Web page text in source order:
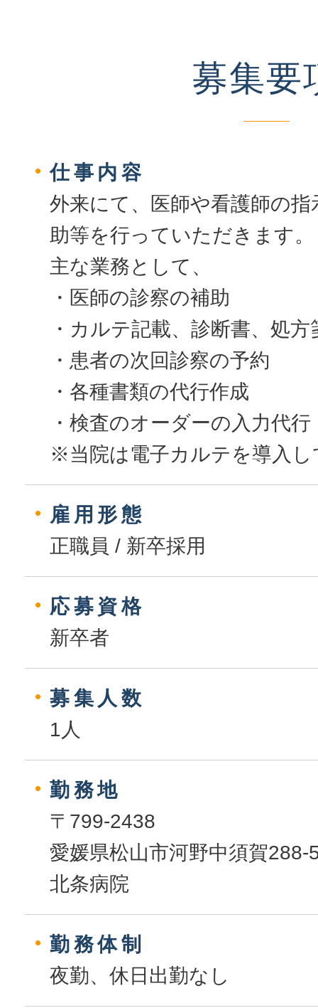
募集要
仕事内容
外来にて、医師や看護師の
助等を行っていただきます。
主な業務として、
・医師の診察の補助
・カルテ記載、診断書、処
・患者の次回診察の予約
・各種書類の代行作成
・検査のオーダーの入力代
※当院は電子カルテを導入し
雇用形態
正職員 / 新卒採用
応募資格
新卒者
募集人数
1人
勤務地
〒799-2438
愛媛県松山市河野中須賀288-
北条病院
勤務体制
夜勤、休日出勤なし